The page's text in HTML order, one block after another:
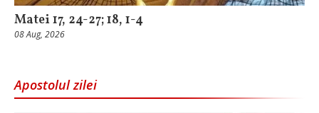
Matei 17, 24-27; 18, 1-4
08 Aug, 2026
Apostolul zilei